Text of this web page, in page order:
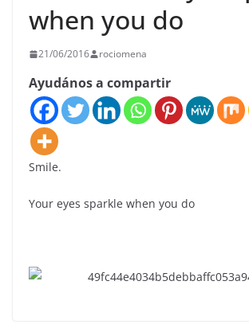
when you do
21/06/2016 rociomena
Ayudános a compartir
Smile.
Your eyes sparkle when you do